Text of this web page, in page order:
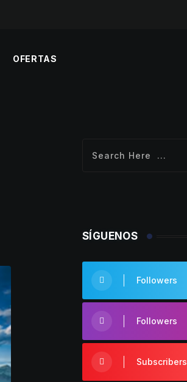
OFERTAS
SÍGUENOS
Followers
Followers
Subscribers